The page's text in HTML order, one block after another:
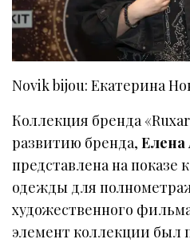
Novik bijou: Екатерина
Коллекция бренда
развитию бренда,
представлена на показе
одежды для
художественного
элемент коллекции был